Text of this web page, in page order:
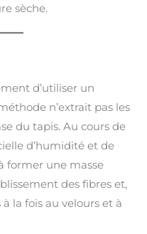
sèche.
d’utiliser un
n’extrait pas les
du tapis. Au cours de
d’humidité et de
former une masse
des fibres et,
la fois au velours et à